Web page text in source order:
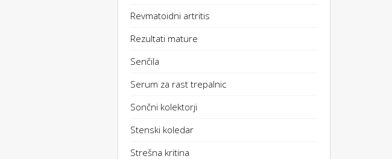
Revmatoidni artritis
Rezultati mature
Senčila
Serum za rast trepalnic
Sončni kolektorji
Stenski koledar
Strešna kritina